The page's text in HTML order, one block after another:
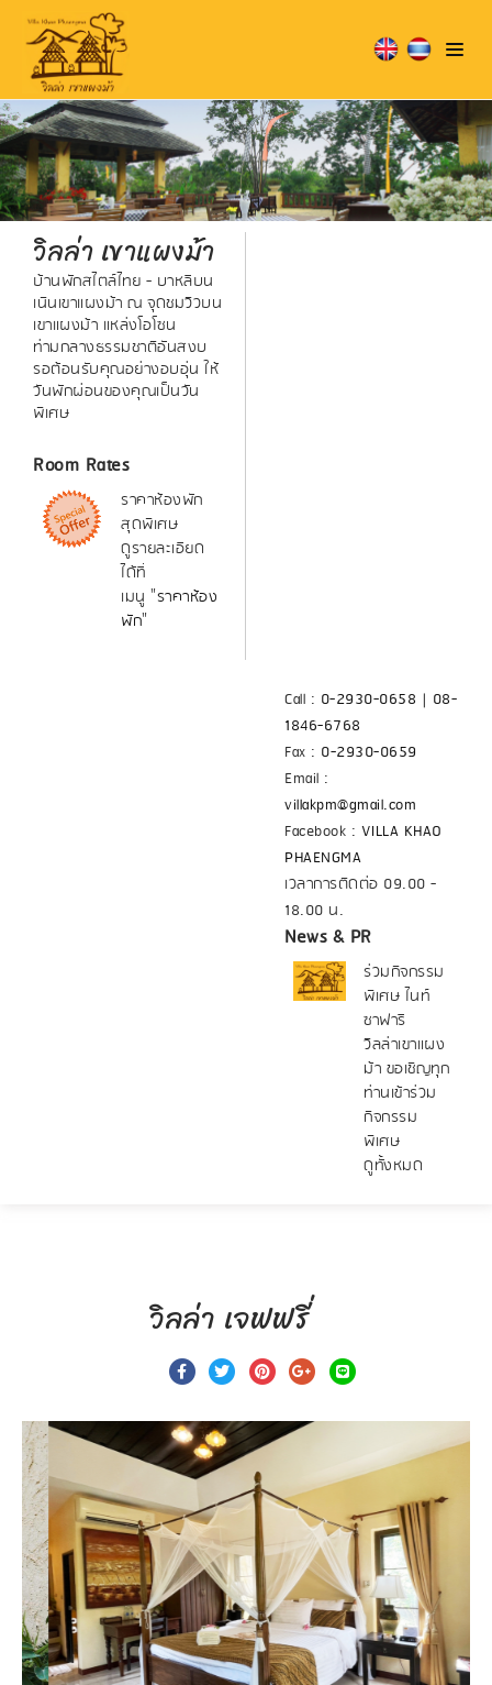
วิลล่า เขาแผงม้า
บ้านพักสไตล์ไทย - บาหลีบน
เนินเขาแผงม้า ณ จุดชมวิวบน
เขาแผงม้า แหล่งโอโซน
ท่ามกลางธรรมชาติอันสงบ
รอต้อนรับคุณอย่างอบอุ่น ให้
วันพักผ่อนของคุณเป็นวัน
พิเศษ
Room Rates
ราคาห้องพัก
สุดพิเศษ
ดูรายละเอียด
ได้ที่
เมนู "ราคาห้อง
พัก"
Call : 0-2930-0658 | 08-
1846-6768
Fax : 0-2930-0659
Email :
villakpm@gmail.com
Facebook : VILLA KHAO
PHAENGMA
เวลาการติดต่อ 09.00 -
18.00 น.
News & PR
ร่วมกิจกรรม
พิเศษ ไนท์
ซาฟารี
วิลล่าเขาแผง
ม้า ขอเชิญทุก
ท่านเข้าร่วม
กิจกรรม
พิเศษ
ดูทั้งหมด
วิลล่า เจฟฟรี่